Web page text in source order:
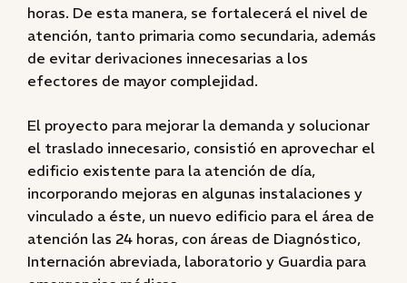
horas. De esta manera, se fortalecerá el nivel de
atención, tanto primaria como secundaria, además
de evitar derivaciones innecesarias a los
efectores de mayor complejidad.
El proyecto para mejorar la demanda y solucionar
el traslado innecesario, consistió en aprovechar el
edificio existente para la atención de día,
incorporando mejoras en algunas instalaciones y
vinculado a éste, un nuevo edificio para el área de
atención las 24 horas, con áreas de Diagnóstico,
Internación abreviada, laboratorio y Guardia para